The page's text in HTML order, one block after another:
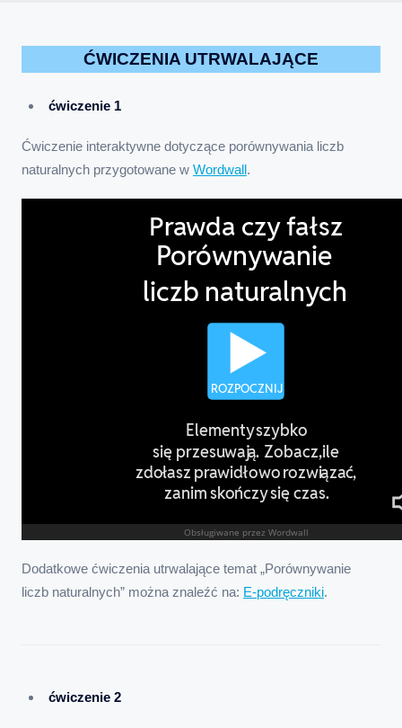
ĆWICZENIA UTRWALAJĄCE
ćwiczenie 1
Ćwiczenie interaktywne dotyczące porównywania liczb
naturalnych przygotowane w Wordwall.
Dodatkowe ćwiczenia utrwalające temat „Porównywanie
liczb naturalnych” można znaleźć na: E-podręczniki.
ćwiczenie 2